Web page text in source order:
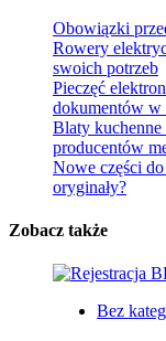
Obowiązki
Rowery
swoich potrzeb
Pieczęć
dokumentów w
Blaty kuchenne
producentów
Nowe części
oryginały?
Zobacz także
Bez